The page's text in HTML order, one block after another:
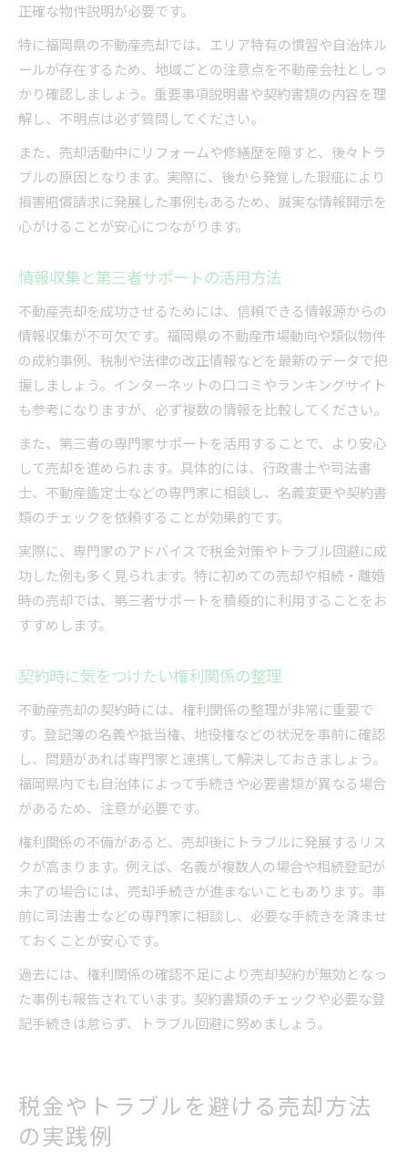
正確な物件説明が必要です。
特に福岡県の不動産売却では、エリア特有の慣習や自治体ル
ールが存在するため、地域ごとの注意点を不動産会社としっ
かり確認しましょう。重要事項説明書や契約書類の内容を理
解し、不明点は必ず質問してください。
また、売却活動中にリフォームや修繕歴を隠すと、後々トラ
ブルの原因となります。実際に、後から発覚した瑕疵により
損害賠償請求に発展した事例もあるため、誠実な情報開示を
心がけることが安心につながります。
情報収集と第三者サポートの活用方法
不動産売却を成功させるためには、信頼できる情報源からの
情報収集が不可欠です。福岡県の不動産市場動向や類似物件
の成約事例、税制や法律の改正情報などを最新のデータで把
握しましょう。インターネットの口コミやランキングサイト
も参考になりますが、必ず複数の情報を比較してください。
また、第三者の専門家サポートを活用することで、より安心
して売却を進められます。具体的には、行政書士や司法書
士、不動産鑑定士などの専門家に相談し、名義変更や契約書
類のチェックを依頼することが効果的です。
実際に、専門家のアドバイスで税金対策やトラブル回避に成
功した例も多く見られます。特に初めての売却や相続・離婚
時の売却では、第三者サポートを積極的に利用することをお
すすめします。
契約時に気をつけたい権利関係の整理
不動産売却の契約時には、権利関係の整理が非常に重要で
す。登記簿の名義や抵当権、地役権などの状況を事前に確認
し、問題があれば専門家と連携して解決しておきましょう。
福岡県内でも自治体によって手続きや必要書類が異なる場合
があるため、注意が必要です。
権利関係の不備があると、売却後にトラブルに発展するリス
クが高まります。例えば、名義が複数人の場合や相続登記が
未了の場合には、売却手続きが進まないこともあります。事
前に司法書士などの専門家に相談し、必要な手続きを済ませ
ておくことが安心です。
過去には、権利関係の確認不足により売却契約が無効となっ
た事例も報告されています。契約書類のチェックや必要な登
記手続きは怠らず、トラブル回避に努めましょう。
税金やトラブルを避ける売却方法
の実践例